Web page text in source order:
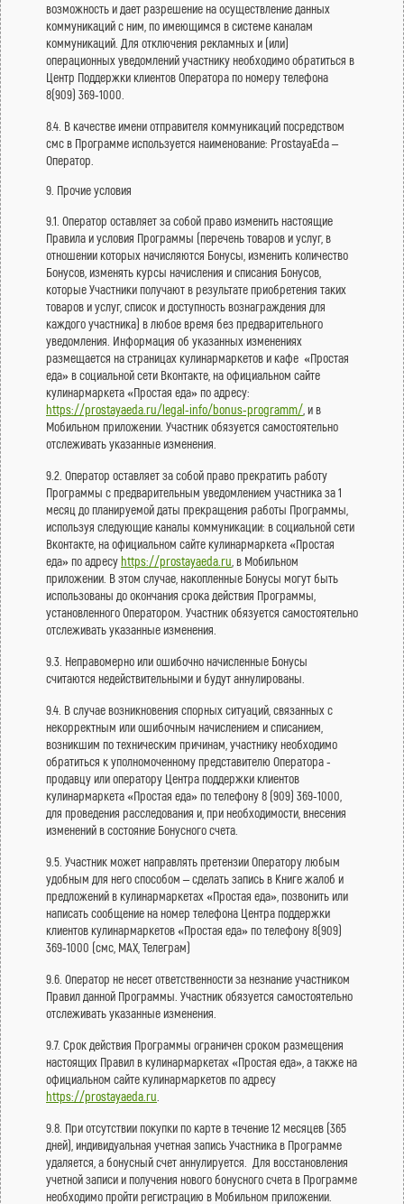
возможность и дает разрешение на осуществление данных
коммуникаций с ним, по имеющимся в системе каналам
коммуникаций. Для отключения рекламных и (или)
операционных уведомлений участнику необходимо обратиться в
Центр Поддержки клиентов Оператора по номеру телефона
8(909) 369-1000.
8.4. В качестве имени отправителя коммуникаций посредством
смс в Программе используется наименование: ProstayaEda –
Оператор.
9. Прочие условия
9.1. Оператор оставляет за собой право изменить настоящие
Правила и условия Программы (перечень товаров и услуг, в
отношении которых начисляются Бонусы, изменить количество
Бонусов, изменять курсы начисления и списания Бонусов,
которые Участники получают в результате приобретения таких
товаров и услуг, список и доступность вознаграждения для
каждого участника) в любое время без предварительного
уведомления. Информация об указанных изменениях
размещается на страницах кулинармаркетов и кафе «Простая
еда» в социальной сети Вконтакте, на официальном сайте
кулинармаркета «Простая еда» по адресу:
https://prostayaeda.ru/legal-info/bonus-programm/ , и в
Мобильном приложении. Участник обязуется самостоятельно
отслеживать указанные изменения.
9.2. Оператор оставляет за собой право прекратить работу
Программы с предварительным уведомлением участника за 1
месяц до планируемой даты прекращения работы Программы,
используя следующие каналы коммуникации: в социальной сети
Вконтакте, на официальном сайте кулинармаркета «Простая
еда» по адресуhttps://prostayaeda.ru , в Мобильном
приложении. В этом случае, накопленные Бонусы могут быть
использованы до окончания срока действия Программы,
установленного Оператором. Участник обязуется самостоятельно
отслеживать указанные изменения.
9.3. Неправомерно или ошибочно начисленные Бонусы
считаются недействительными и будут аннулированы.
9.4. В случае возникновения спорных ситуаций, связанных с
некорректным или ошибочным начислением и списанием,
возникшим по техническим причинам, участнику необходимо
обратиться к уполномоченному представителю Оператора -
продавцу или оператору Центра поддержки клиентов
кулинармаркета «Простая еда» по телефону 8 (909) 369-1000,
для проведения расследования и, при необходимости, внесения
изменений в состояние Бонусного счета.
9.5. Участник может направлять претензии Оператору любым
удобным для него способом – сделать запись в Книге жалоб и
предложений в кулинармаркетах «Простая еда», позвонить или
написать сообщение на номер телефона Центра поддержки
клиентов кулинармаркетов «Простая еда» по телефону 8(909)
369-1000 (смс, МАХ, Телеграм)
9.6. Оператор не несет ответственности за незнание участником
Правил данной Программы. Участник обязуется самостоятельно
отслеживать указанные изменения.
9.7. Срок действия Программы ограничен сроком размещения
настоящих Правил в кулинармаркетах «Простая еда», а также на
официальном сайте кулинармаркетов по адресу
https://prostayaeda.ru
9.8. При отсутствии покупки по карте в течение 12 месяцев (365
дней), индивидуальная учетная запись Участника в Программе
удаляется, а бонусный счет аннулируется. Для восстановления
учетной записи и получения нового бонусного счета в Программе
необходимо пройти регистрацию в Мобильном приложении.